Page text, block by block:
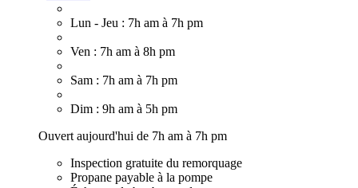
Lun - Jeu : 7h am à 7h pm
Ven : 7h am à 8h pm
Sam : 7h am à 7h pm
Dim : 9h am à 5h pm
Ouvert aujourd'hui de 7h am à 7h pm
Inspection gratuite du remorquage
Propane payable à la pompe